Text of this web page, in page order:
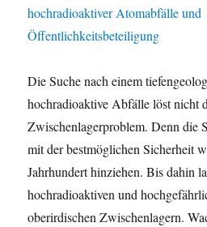
Die Suche nach einem
hochradioaktive Abfälle löst nicht
Zwischenlagerproblem. Denn die
mit der bestmöglichen Sicherheit
Jahrhundert hinziehen. Bis dahin
hochradioaktiven und
oberirdischen Zwischenlagern.